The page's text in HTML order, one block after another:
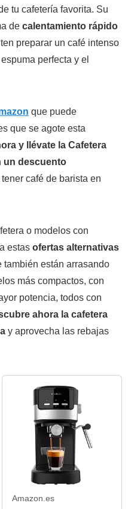
tu cafetería favorita. Su
de calentamiento rápido
preparar un café intenso
perfecta y el
que puede
que se agote esta
y llévate la Cafetera
un descuento
café de barista en
o modelos con
estas ofertas alternativas
también están arrasando
más compactos, con
potencia, todos con
ahora la cafetera
y aprovecha las rebajas
Amazon.es